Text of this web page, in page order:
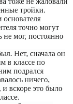
тройки.
точно могут
не мог, постоянно
Нет, сначала он
в классе по
подрался
ничего,
и вскоре это было